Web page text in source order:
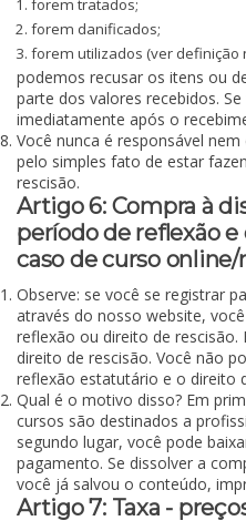
forem danificados;
forem utilizados (ver definição
podemos recusar os itens ou
parte dos valores recebidos.
imediatamente após o
Você nunca é responsável
pelo simples fato de estar
rescisão.
Artigo 6: Compra à
período de reflexão
caso de curso
Observe: se você se registrar
através do nosso website,
reflexão ou direito de rescisão.
direito de rescisão. Você não
reflexão estatutário e o direito
Qual é o motivo disso? Em
cursos são destinados a
segundo lugar, você pode
pagamento. Se dissolver a
você já salvou o conteúdo,
Artigo 7: Taxa -